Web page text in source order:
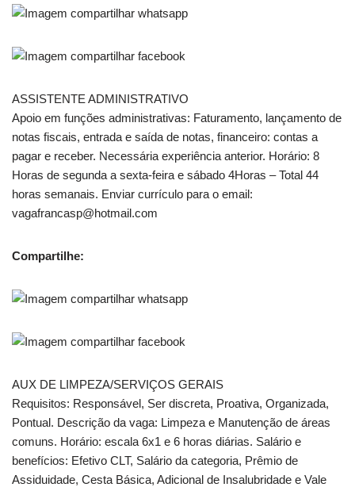
ASSISTENTE ADMINISTRATIVO
Apoio em funções administrativas: Faturamento, lançamento de
notas fiscais, entrada e saída de notas, financeiro: contas a
pagar e receber. Necessária experiência anterior. Horário: 8
Horas de segunda a sexta-feira e sábado 4Horas – Total 44
horas semanais. Enviar currículo para o email:
vagafrancasp@hotmail.com
Compartilhe:
AUX DE LIMPEZA/SERVIÇOS GERAIS
Requisitos: Responsável, Ser discreta, Proativa, Organizada,
Pontual. Descrição da vaga: Limpeza e Manutenção de áreas
comuns. Horário: escala 6x1 e 6 horas diárias. Salário e
benefícios: Efetivo CLT, Salário da categoria, Prêmio de
Assiduidade, Cesta Básica, Adicional de Insalubridade e Vale